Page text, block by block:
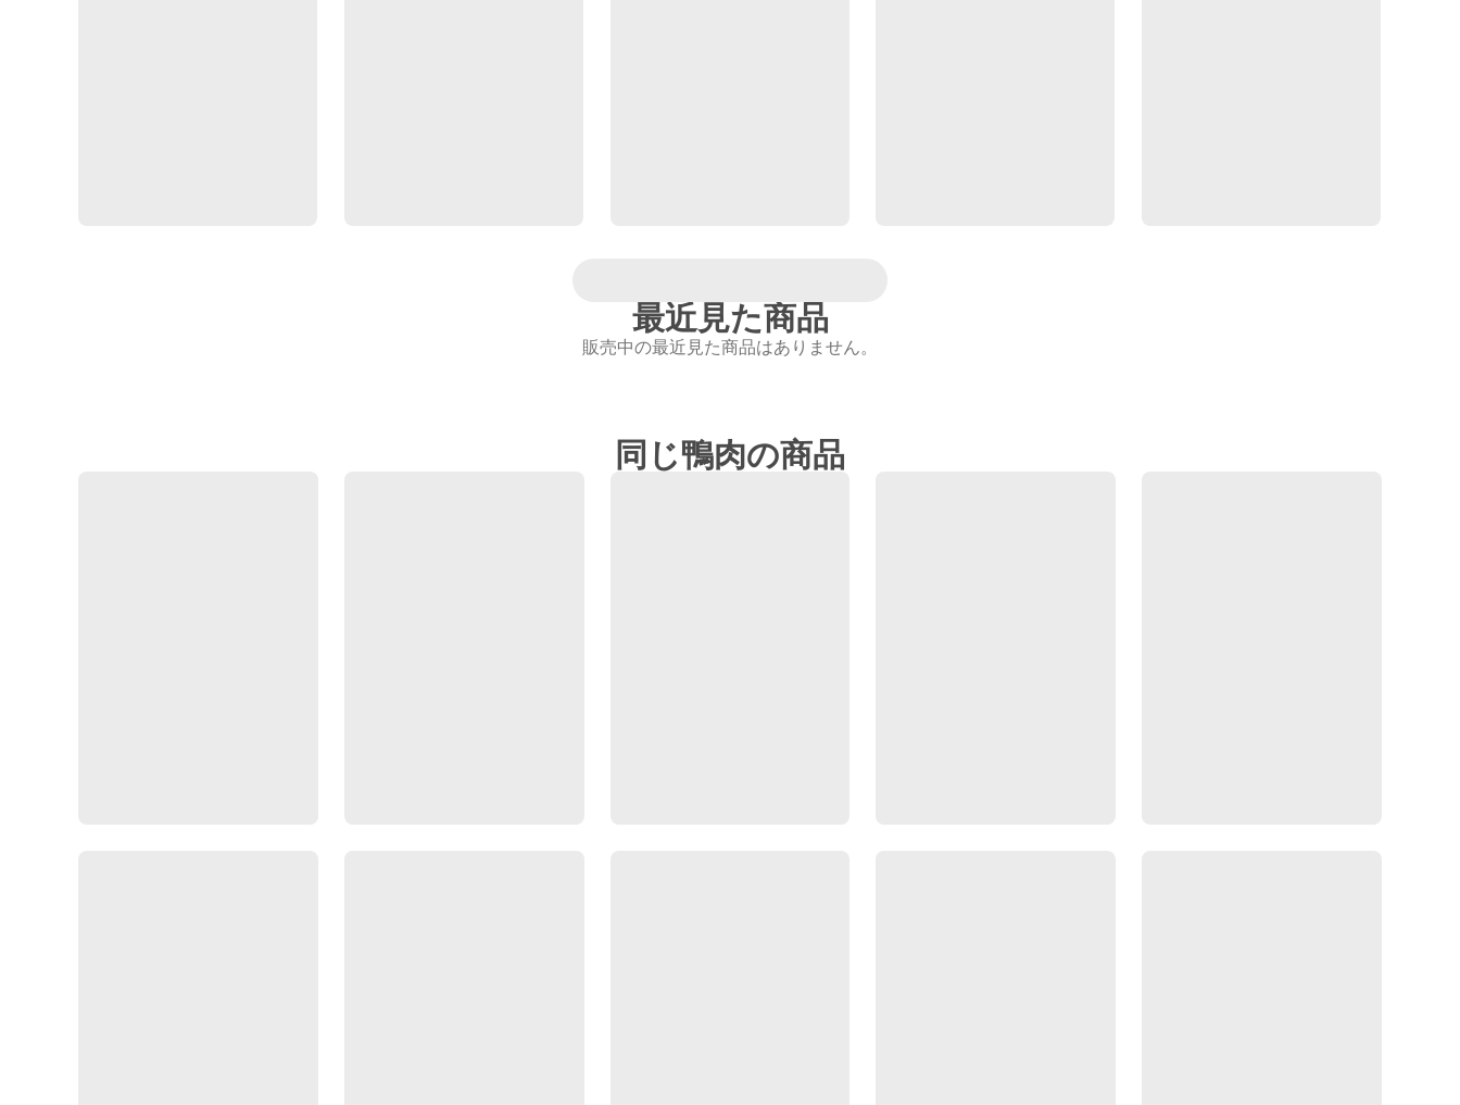
最近見た商品
販売中の最近見た商品はありません。
同じ鴨肉の商品